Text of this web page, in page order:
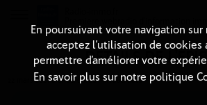
DÉTAILS DE
22 mars 2021à 6h00, durée : Invalid date
En poursuivant votre navigation sur
acceptez l’utilisation de cookies
permettre d’améliorer votre
En savoir plus sur notre politique